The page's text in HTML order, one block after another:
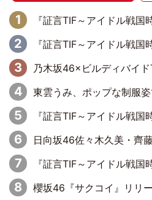
『証言TIF～アイドル戦国時代とはなんだったのか～』第11回：私立恵比寿中学・真山りか×安本彩花「
『証言TIF～アイドル戦国時代とはなんだったのか～』第10回：さくら学院・武藤彩未×飯田ら
乃木坂46×ビルディバイドTCG Vol.2公開 賀喜
東雲うみ、ポップな制服姿で
『証言TIF～アイドル戦国時代とはなんだったのか～』第8回：Negicco・
日向坂46佐々木久美・齊藤京子・丹
『証言TIF～アイドル戦国時代とはなんだったのか～』第7回：BiS・プー・ルイ×ミチバヤシ
櫻坂46『サクコイ』リリース3